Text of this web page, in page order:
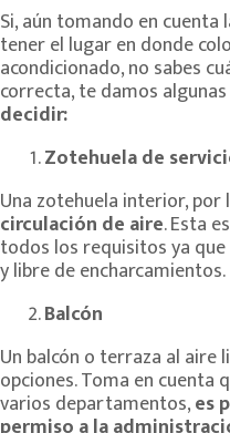
Si, aún tomando en
tener el lugar en donde
acondicionado, no sabes
correcta, te damos algunas
decidir:
Zotehuela de
Una zotehuela interior, por
circulación de aire. Esta
todos los requisitos ya
y libre de encharcamientos.
Balcón
Un balcón o terraza al aire
opciones. Toma en cuenta
varios departamentos,es